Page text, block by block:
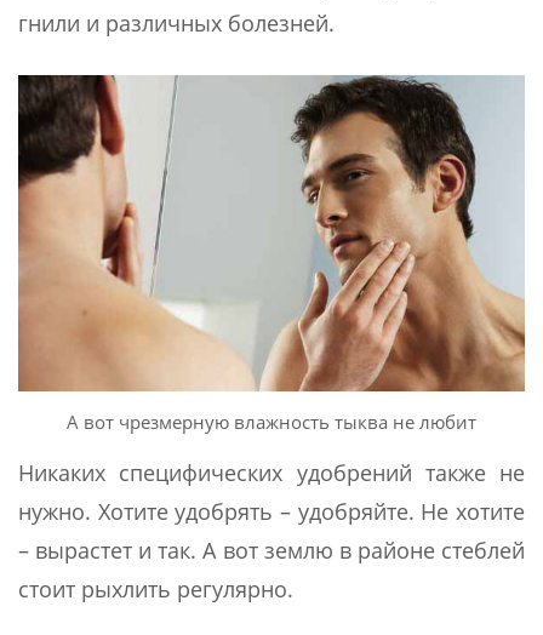
гнили и различных болезней.
А вот чрезмерную влажность тыква не любит
Никаких специфических удобрений также не
нужно. Хотите удобрять – удобряйте. Не хотите
– вырастет и так. А вот землю в районе стеблей
стоит рыхлить регулярно.